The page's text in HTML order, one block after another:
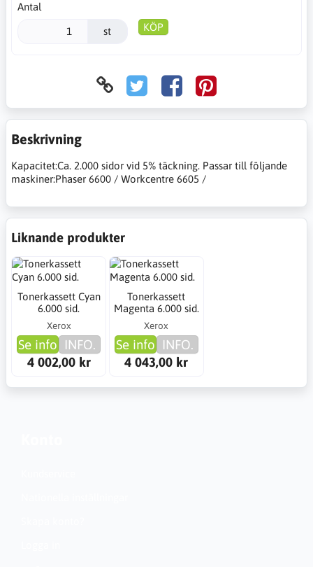
Antal
st KÖP
Beskrivning
Kapacitet:Ca. 2.000 sidor vid 5% täckning. Passar till följande
maskiner:Phaser 6600 / Workcentre 6605 /
Liknande produkter
Tonerkassett Cyan
6.000 sid.
Xerox
Se info INFO.
4 002,00 kr
Tonerkassett
Magenta 6.000 sid.
Xerox
Se info INFO.
4 043,00 kr